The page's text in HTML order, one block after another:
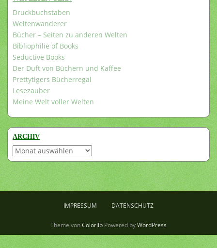
Druckbuchstaben
Weltenwanderer
Bücher – Seiten zu anderen Welten
Bibliophilie of Books
Seductive Books
Der Duft von Büchern und Kaffee
Prettytigers Bücherregal
Lesezauber
Meine Welt voller Welten
ARCHIV
Archiv
IMPRESSUM DATENSCHUTZ
Theme vonColorlib Powered byWordPress